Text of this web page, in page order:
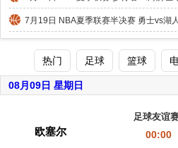
7月19日 NBA夏季联赛半决赛 勇士vs湖
热门 足球 篮球
08月09日 星期日
欧塞尔
足球友谊
00:00